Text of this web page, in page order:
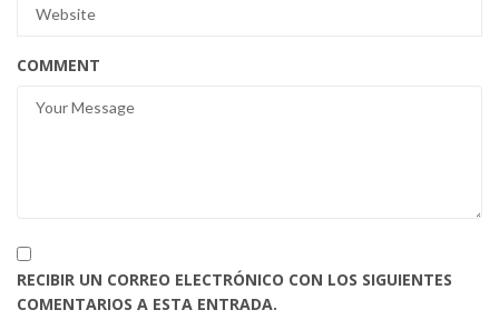
COMMENT
RECIBIR UN CORREO ELECTRÓNICO CON LOS SIGUIENTES
COMENTARIOS A ESTA ENTRADA.